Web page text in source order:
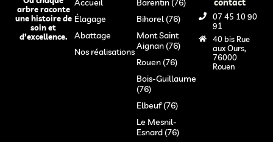
arbre raconte
une histoire de
soin et
d’excellence.
Accueil
Élagage
Abattage
Nos réalisations
Barentin (76)
Bihorel (76)
Mont Saint
Aignan (76)
Rouen (76)
Bois-Guillaume
(76)
Elbeuf (76)
Le Mesnil-
Esnard (76)
contact
07 45 10 90
91
40 bis Rue
aux Ours,
76000
Rouen